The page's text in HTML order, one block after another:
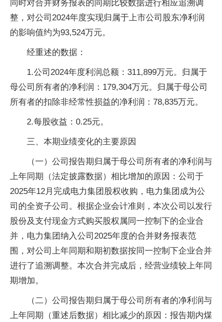
同时对合并财务报表的同期比较数据进行相应追溯调
整，对公司2024年度实现归属于上市公司股东净利润
的影响值约为93,524万元。
经重述的数据：
1.公司2024年度利润总额：311,899万元。归属于
母公司所有者的净利润：179,304万元。归属于母公司
所有者的扣除非经常性损益的净利润：78,835万元。
2.每股收益：0.25元。
三、本期业绩变化的主要原因
（一）公司报告期归属于母公司所有者的净利润与
上年同期（法定披露数据）相比增加的原因：公司于
2025年12月完成电力集团股权收购，电力集团成为公
司的全资子公司。根据企业会计准则，本次公司以发行
股份及支付现金方式购买股权属同一控制下的企业合
并，电力集团纳入公司2025年度的合并财务报表范
围，对公司上年同期和期初数据按同一控制下企业合并
进行了追溯调整。本次合并完成后，经营业绩较上年同
期增加。
（二）公司报告期归属于母公司所有者的净利润与
上年同期（重述后数据）相比减少的原因：报告期内煤